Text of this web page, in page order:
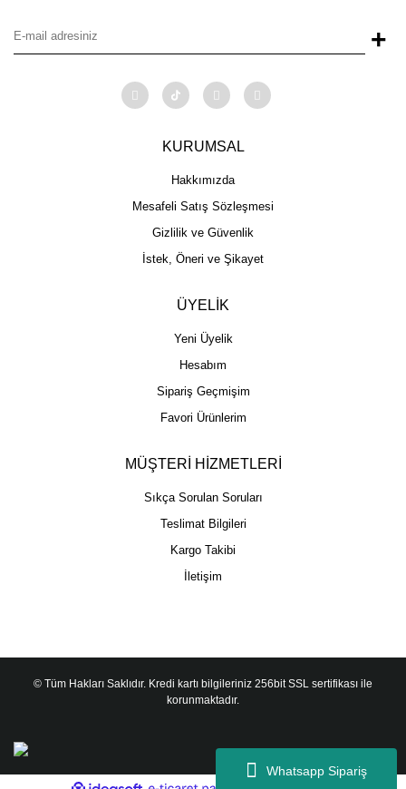
Whatsapp Sipariş
+
KURUMSAL
Hakkımızda
Mesafeli Satış Sözleşmesi
Gizlilik ve Güvenlik
İstek, Öneri ve Şikayet
ÜYELİK
Yeni Üyelik
Hesabım
Sipariş Geçmişim
Favori Ürünlerim
MÜŞTERİ HİZMETLERİ
Sıkça Sorulan Soruları
Teslimat Bilgileri
Kargo Takibi
İletişim
© Tüm Hakları Saklıdır. Kredi kartı bilgileriniz 256bit SSL sertifikası ile
korunmaktadır.